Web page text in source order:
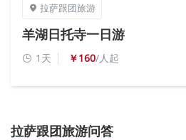
 拉萨跟团旅游
羊湖日托寺一日游
 1天 ￥160/人起
拉萨跟团旅游问答